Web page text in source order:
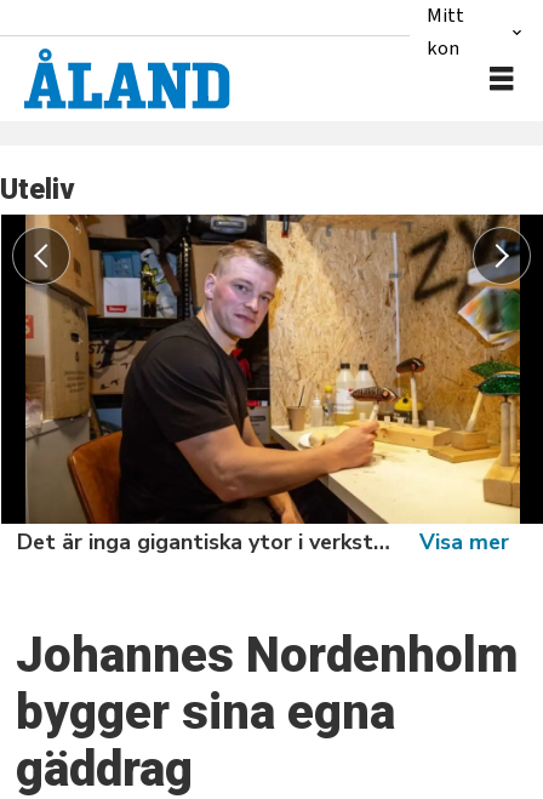
Mitt
konto
Uteliv
Det är inga gigantiska ytor i verkstaden: ”Men det fungerar", säger Johannes Nordenholm.Foto:
Johannes Nordenholm
bygger sina egna
gäddrag